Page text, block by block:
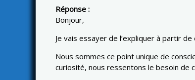
Réponse :
Bonjour,
Je vais essayer de l’expliquer à partir
Nous sommes ce point unique de
curiosité, nous ressentons le besoin de